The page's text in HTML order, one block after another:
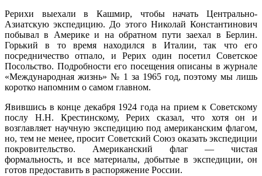
Рерихи выехали в Кашмир, чтобы начать Центрально-
Азиатскую экспедицию. До этого Николай Константинович
побывал в Америке и на обратном пути заехал в Берлин.
Горький в то время находился в Италии, так что его
посредничество отпало, и Рерих один посетил Советское
Посольство. Подробности его посещения описаны в журнале
«Международная жизнь» № 1 за 1965 год, поэтому мы лишь
коротко напомним о самом главном.
Явившись в конце декабря 1924 года на прием к Советскому
послу Н.Н. Крестинскому, Рерих сказал, что хотя он и
возглавляет научную экспедицию под американским флагом,
но, тем не менее, просит Советский Союз оказать экспедиции
покровительство. Американский флаг — чистая
формальность, и все материалы, добытые в экспедиции, он
готов предоставить в распоряжение России.